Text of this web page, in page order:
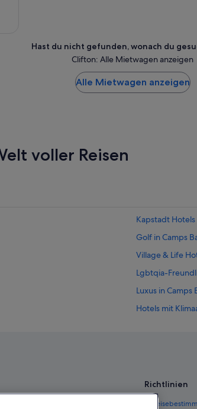
Hast du nicht gefunden, wonach du
Clifton: Alle Mietwagen anzeigen
Alle Mietwagen anzeigen
voller Reisen
Kapstadt Hotels
Golf in Camps
Village & Life
Lgbtqia-
Luxus in Camps
Hotels mit
Hotels mit
Boutique- in
Richtlinien